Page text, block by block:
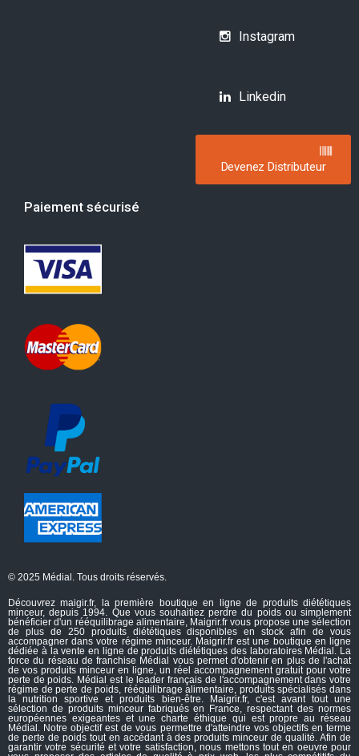
Instagram
Linkedin
Devenez Distributeur
Paiement sécurisé
© 2025 Médial. Tous droits réservés.
Découvrez maigir.fr, la première boutique en ligne de produits diététiques
minceur, depuis 1994. Que vous souhaitiez perdre du poids ou simplement
bénéficier d'un rééquilibrage alimentaire, Maigrir.fr vous propose une sélection
de plus de 250 produits diététiques disponibles en stock afin de vous
accompagner dans votre régime minceur. Maigrir.fr est une boutique en ligne
dédiée à la vente en ligne de produits diététiques des laboratoires Médial. La
force du réseau de franchise Médial vous permet d'obtenir en plus de l'achat
de vos produits minceur en ligne, un réel accompagnement gratuit pour votre
perte de poids. Médial est le leader français de l'accompagnement dans votre
régime de perte de poids, rééquilibrage alimentaire, produits spécialisés dans
la nutrition sportive et produits bien-être. Maigrir.fr, c'est avant tout une
sélection de produits minceur fabriqués en France, respectant des normes
européennes exigeantes et une charte éthique qui est propre au réseau
Médial. Notre objectif est de vous permettre d'atteindre vos objectifs en terme
de perte de poids tout en accédant à des produits minceur de qualité. Afin de
garantir votre sécurité et votre satisfaction, nous mettons tout en oeuvre pour